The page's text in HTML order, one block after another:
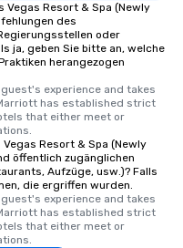
Vegas Resort & Spa (Newly
des
oder
ja, geben Sie bitte an, welche
herangezogen
experience and takes
has established strict
that either meet or
Resort & Spa (Newly
öffentlich zugänglichen
Aufzüge, usw.)? Falls
die ergriffen wurden.
experience and takes
has established strict
that either meet or